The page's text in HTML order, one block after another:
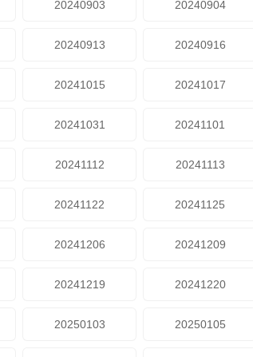
20240903 20240904
20240913 20240916
20241015 20241017
20241031 20241101
20241112 20241113
20241122 20241125
20241206 20241209
20241219 20241220
20250103 20250105